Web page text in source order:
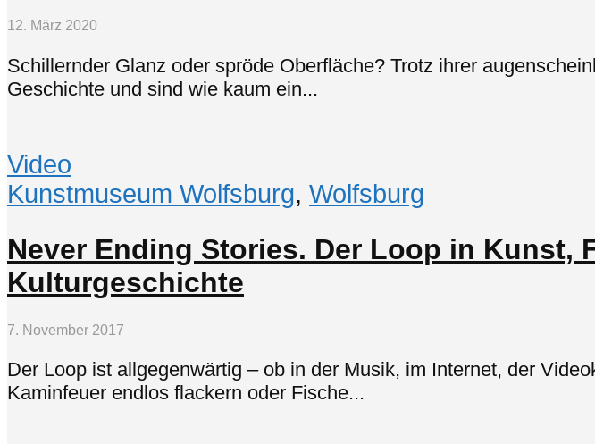
12. März 2020
Schillernder Glanz oder spröde Oberfläche? Trotz ihrer
Geschichte und sind wie kaum ein...
Video
Kunstmuseum Wolfsburg, Wolfsburg
Never Ending Stories. Der Loop in Kunst,
Kulturgeschichte
7. November 2017
Der Loop ist allgegenwärtig – ob in der Musik, im Internet, der
Kaminfeuer endlos flackern oder Fische...